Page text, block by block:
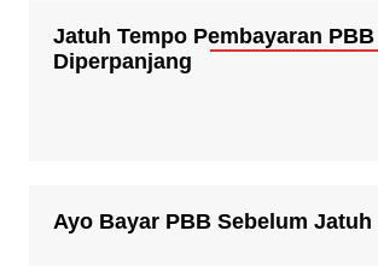
Jatuh Tempo Pembayaran PBB
Diperpanjang
Ayo Bayar PBB Sebelum Jatuh